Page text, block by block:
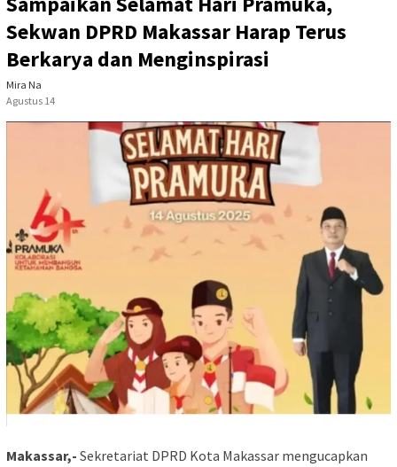
Sekwan DPRD Makassar Harap Terus
Berkarya dan Menginspirasi
Mira Na
Agustus 14
Makassar,- Sekretariat DPRD Kota Makassar mengucapkan